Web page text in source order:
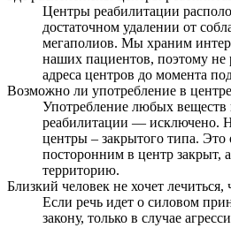
Центры реабилитации
достаточном удалении от
мегаполиов. Мы храним
наших пациентов, поэтому не
адреса центров до момента
Возможно ли употребление в
Употребление любых
реабилитации — исключено.
центры – закрытого типа. Это
посторонним в центр закрыт,
территорию.
Близкий человек не хочет лечиться,
Если речь идет о силовом
закону, только в случае